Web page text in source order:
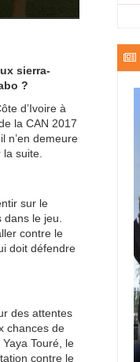
sierra-
?
d’Ivoire à
la CAN 2017
n’en demeure
la suite.
sur le
dans le jeu.
contre le
doit défendre
des attentes
chances de
Touré, le
contre le